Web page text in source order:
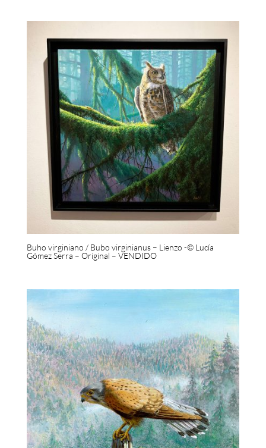
Buho virginiano / Bubo virginianus – Lienzo -© Lucía
Gómez Serra – Original – VENDIDO